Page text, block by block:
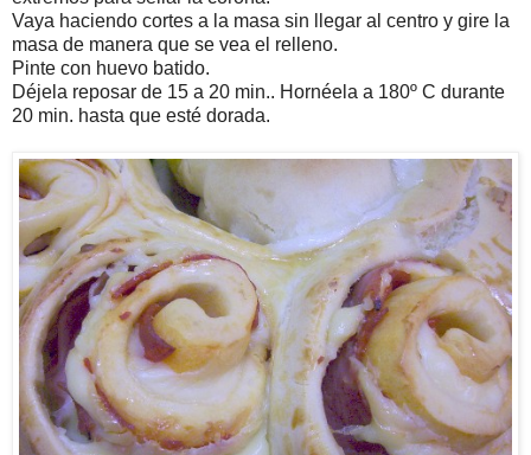
Vaya haciendo cortes a la masa sin llegar al centro y gire la
masa de manera que se vea el relleno.
Pinte con huevo batido.
Déjela reposar de 15 a 20 min.. Hornéela a 180º C durante
20 min. hasta que esté dorada.